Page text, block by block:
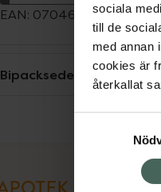
sociala
till de
med annan
cookies är
återkallat
EAN: 07046260365025
Bipacksedel från FASS